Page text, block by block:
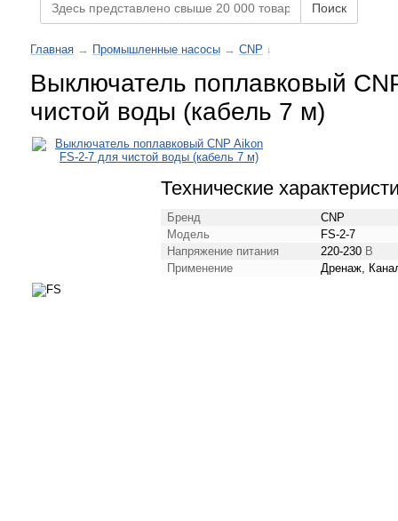
Поиск
Главная → Промышленные насосы → CNP ↓
Выключатель поплавковый
чистой воды (кабель 7 м)
Технические
Бренд
CNP
Модель
FS-2-7
Напряжение питания
220-230 В
Применение
Дренаж,